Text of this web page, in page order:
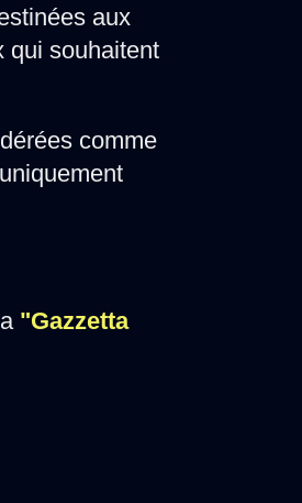
aux
qui souhaitent
comme
"Gazzetta